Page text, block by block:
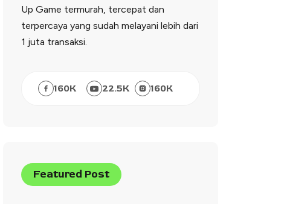
Up Game termurah, tercepat dan
terpercaya yang sudah melayani lebih dari
1 juta transaksi.
160K 22.5K 160K
Featured Post